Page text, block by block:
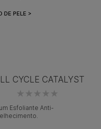
DE PELE >
CYCLE CATALYST
Esfoliante Anti-